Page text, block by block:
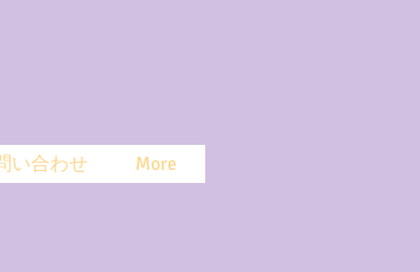
い合わせ More